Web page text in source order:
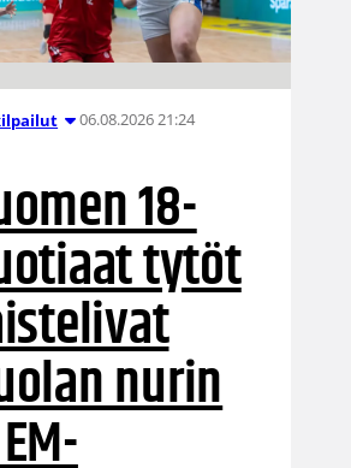
06.08.2026 21:24
18-
tytöt
nurin